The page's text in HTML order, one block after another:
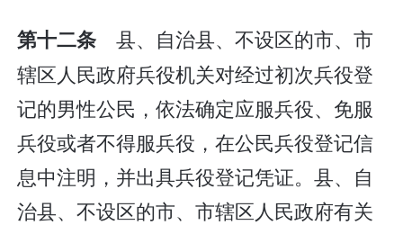
第十二条 县、自治县、不设区的市、市
辖区人民政府兵役机关对经过初次兵役登
记的男性公民，依法确定应服兵役、免服
兵役或者不得服兵役，在公民兵役登记信
息中注明，并出具兵役登记凭证。县、自
治县、不设区的市、市辖区人民政府有关